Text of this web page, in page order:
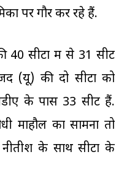
पर गौर कर रहे हैं.
40 सीटों में से 31 सीटें
(यू) की दो सीटों को
के पास 33 सीटें हैं.
माहौल का सामना तो
के साथ सीटों के